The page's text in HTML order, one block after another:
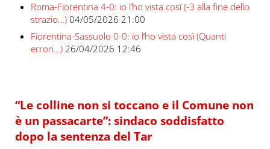
Roma-Fiorentina 4-0: io l’ho vista così (-3 alla fine dello
strazio…) 04/05/2026 21:00
Fiorentina-Sassuolo 0-0: io l’ho vista così (Quanti
errori…) 26/04/2026 12:46
“Le colline non si toccano e il Comune non
è un passacarte”: sindaco soddisfatto
dopo la sentenza del Tar